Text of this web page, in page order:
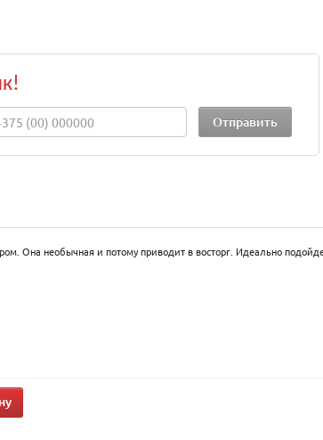
Она необычная и потому приводит в восторг. Идеально